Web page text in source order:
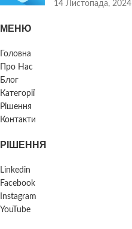
14 Листопада, 2024
МЕНЮ
Головна
Про Нас
Блог
Категорії
Рішення
Контакти
РІШЕННЯ
Linkedin
Facebook
Instagram
YouTube